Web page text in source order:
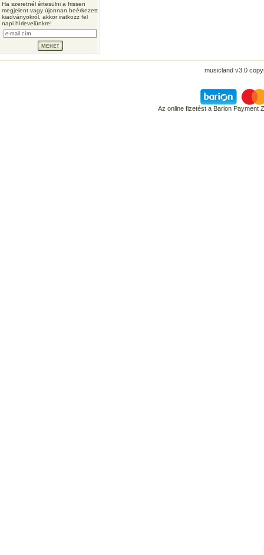
Ha szeretnél értesülni a frissen
megjelent vagy újonnan beérkezett
kiadványokról, akkor iratkozz fel
napi hírlevelünkre!
musicland v3.0
Az online fizetést a Barion Payment